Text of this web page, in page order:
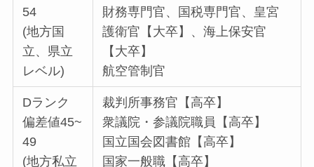
54
(地方国
立、県立
レベル)
財務専門官、国税専門官、皇宮
護衛官【大卒】、海上保安官
【大卒】
航空管制官
Dランク
偏差値45~
49
(地方私立
裁判所事務官【高卒】
衆議院・参議院職員【高卒】
国立国会図書館【高卒】
国家一般職【高卒】